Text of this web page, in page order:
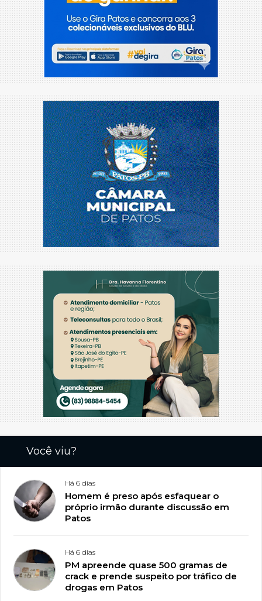
Você viu?
Há 6 dias
Homem é preso após esfaquear o
próprio irmão durante discussão em
Patos
Há 6 dias
PM apreende quase 500 gramas de
crack e prende suspeito por tráfico de
drogas em Patos